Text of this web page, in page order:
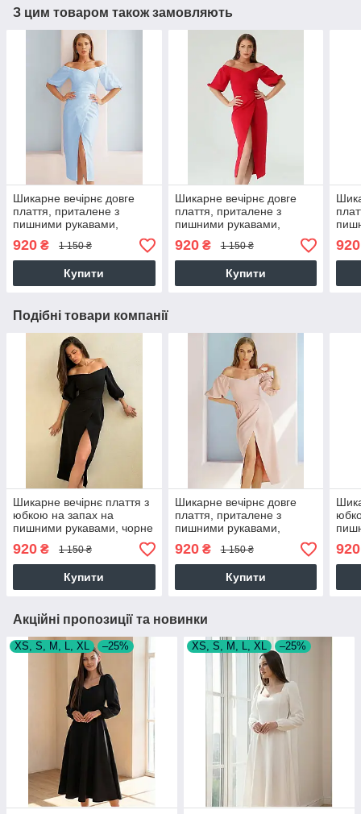
З цим товаром також замовляють
Шикарне вечірнє довге
плаття, приталене з
пишними рукавами,
блакитне
920 ₴ 1 150 ₴
Купити
Шикарне вечірнє довге
плаття, приталене з
пишними рукавами,
червоне
920₴ 1 150 ₴
Купити
920
Подібні товари компанії
Шикарне вечірнє плаття з
юбкою на запах на
пишними рукавами, чорне
920 ₴ 1 150 ₴
Купити
Шикарне вечірнє довге
плаття, приталене з
пишними рукавами,
920₴ 1 150 ₴
Купити
920
Акційні пропозиції та новинки
XS, S, M, L, XL –25% XS, S, M, L, XL –25%